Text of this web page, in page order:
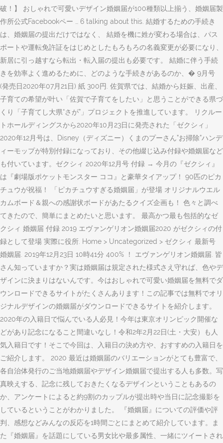
破！】 おしゃれで可愛いデザイン婚姻届が100種類以上揃う、婚姻届製
作所公式Facebookペー … 6 talking about this. 結婚するための手続き
は、婚姻届の提出だけではなく、 結婚を機に姓が変わる場合は、パス
ポートや運転免許証をはじめとしたもろもろの名義変更が必要になり、
新居に引っ越すなら転出・転入届の提出も必要です。 結婚に伴う手続
きを効率よく進めるために、どのような手続きがあるのか、� 9月号
(発売日2020年07月21日) 紙 300円. 佐賀県では、結婚から妊娠、出産、
子育ての希望が叶い「佐賀で子育てをしたい」と思うことができる県づ
くり「子育てし大県“さが”」プロジェクトを推進しています。 リクルー
トホールディングスから2020年10月23日に発売された「ゼクシィ」
2020年12月号は、Disney（ディズニー）くまのプーさん”お掃除”ハンデ
ィーモップが特別付録になっており、その他綴じ込み付録や婚姻届など
も付いています。ゼクシィ 2020年12月号 付録 → 今月の『ゼクシィ』
は『劇場版ポケットモンスター ココ』と豪華タイアップ！ 90匹のピカ
チュウが祝福！ 「ピカチュウすぎる婚姻届」が登場 オリジナルウエル
カムボード＆親への感謝状ボードがあたるクイズ企画も！ 色々と調べ
てきたので、簡単にまとめたいと思います。 最高かつ最も包括的なゼ
クシィ 婚姻届 付録 2019 エヴァンゲリオン婚姻届2020 がゼクシィの付
録として登場 実際に役所. Home > Uncategorized > ゼクシィ 最新号
婚姻届. 2019年12月23日 10時41分 400% ！ エヴァンゲリオン婚姻届. 皆
さん知っていますか？実は婚姻届は規定された様式さえ守れば、色やデ
ザインに決まりはないんです。今はおしゃれで可愛い婚姻届を無料でダ
ウンロードできるサイトがたくさんあります！この記事では無料でオリ
ジナルデザインの婚姻届がダウンロードできるサイトを紹介します。
2020年の入籍日で悩んでいる人必見！今年は東京オリンピック開催な
どがあり記念になること間違いなし！令和2年2月22日(土・大安）も人
気入籍日です！そこで今回は、入籍日の決め方や、おすすめの入籍日を
ご紹介します。 2020 最近は婚姻届のバリエーションがとても豊富で、
各自治体発行のご当地婚姻届やデザイン婚姻届で提出する人も多数。写
真映えする、記念に残しておきたくなるデザインということもあるの
か、アンケートによると約9割のカップルが提出時や当日に記念撮影を
しているということがわかりました。 『婚姻届』についての評価や評
判、感想などみんなの反応を1時間ごとにまとめて紹介しています。ま
た『婚姻届』を話題にしている男女比や最多属性、一緒にツイートされ